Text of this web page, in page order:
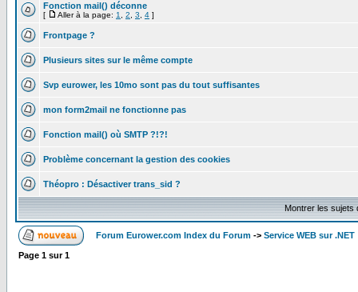
Fonction mail() déconne
[ Aller à la page: 1 2 3 4 ]
Frontpage ?
Plusieurs sites sur le même compte
Svp eurower, les 10mo sont pas du tout suffisantes
mon form2mail ne fonctionne pas
Fonction mail() où SMTP ?!?!
Problème concernant la gestion des cookies
Théopro : Désactiver trans_sid ?
Montrer les sujets
Forum Eurower.com Index du Forum -> Service WEB sur .NET
Page 1 sur1